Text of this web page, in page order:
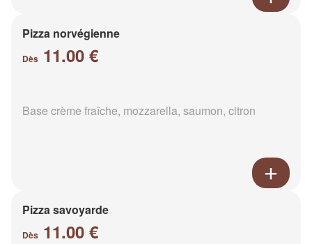
Pizza norvégienne
Dès 11.00 €
Base crème fraîche, mozzarella, saumon, citron
Pizza savoyarde
Dès 11.00 €